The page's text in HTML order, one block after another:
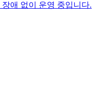
애 없이 운영 중입니다.